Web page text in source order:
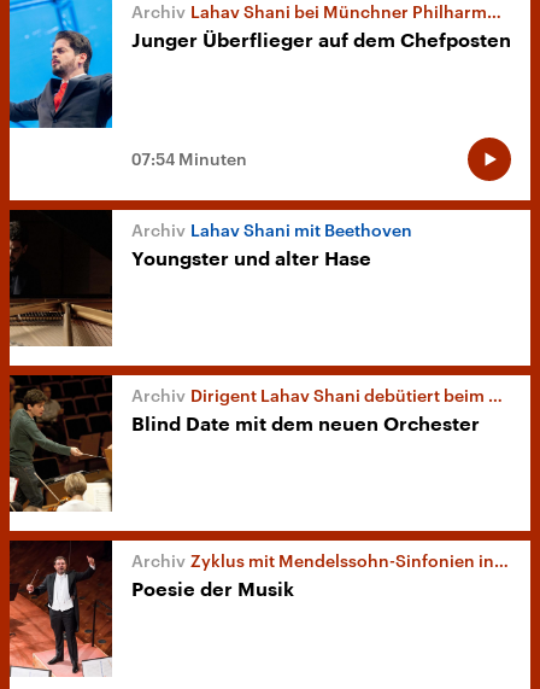
Lahav Shani bei Münchner Philharmonikern
Junger Überflieger auf dem Chefposten
07:54 Minuten
Lahav Shani mit Beethoven
Youngster und alter Hase
Dirigent Lahav Shani debütiert beim RSB
Blind Date mit dem neuen Orchester
Zyklus mit Mendelssohn-Sinfonien in Turin
Poesie der Musik